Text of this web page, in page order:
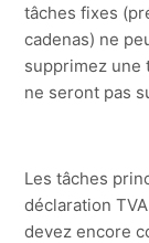
tâches fixes
cadenas) ne
supprimez une
ne seront pas
Les tâches
déclaration
devez encore